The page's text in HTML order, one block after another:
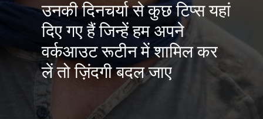
उनकी दिनचर्या से कुछ टिप्स यहां
दिए गए हैं जिन्हें हम अपने
वर्कआउट रूटीन में शामिल कर
लें तो ज़िंदगी बदल जाए